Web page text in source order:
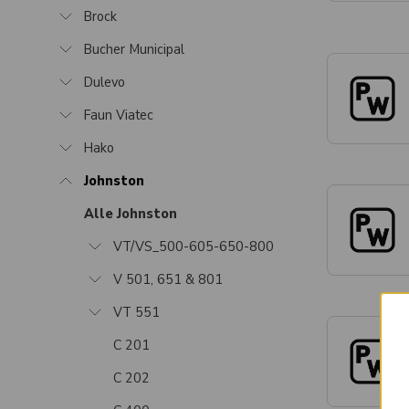
Brock
Bucher Municipal
Dulevo
Faun Viatec
Hako
Johnston
Alle Johnston
VT/VS_500-605-650-800
V 501, 651 & 801
VT 551
C 201
C 202